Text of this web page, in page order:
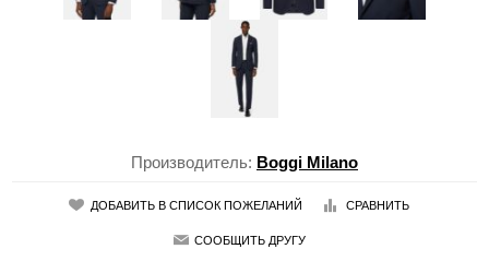
Производитель: Boggi Milano
ДОБАВИТЬ В СПИСОК ПОЖЕЛАНИЙ СРАВНИТЬ
СООБЩИТЬ ДРУГУ